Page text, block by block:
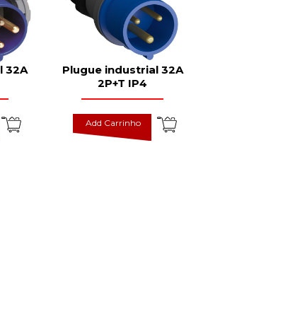
32A
Plugue industrial 32A
2P+T IP4
Add Carrinho